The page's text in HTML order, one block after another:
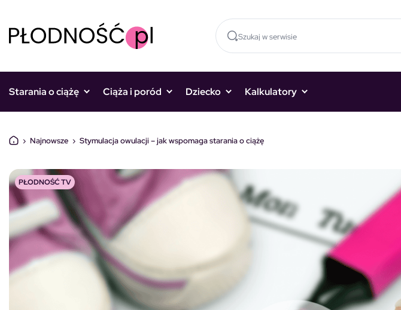
Starania o ciążę Ciąża i poród Dziecko Kalkulatory
› Najnowsze › Stymulacja owulacji – jak wspomaga starania o ciążę
PŁODNOŚĆ TV